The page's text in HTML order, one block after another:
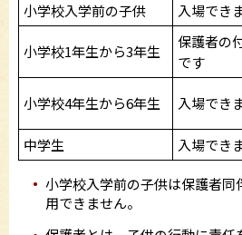
小学校入学前の子供 入場でき
小学校1年生から3年生
保護者の
です
小学校4年生から6年生 入場でき
中学生
入場でき
小学校入学前の子供は保護者同
用できません。